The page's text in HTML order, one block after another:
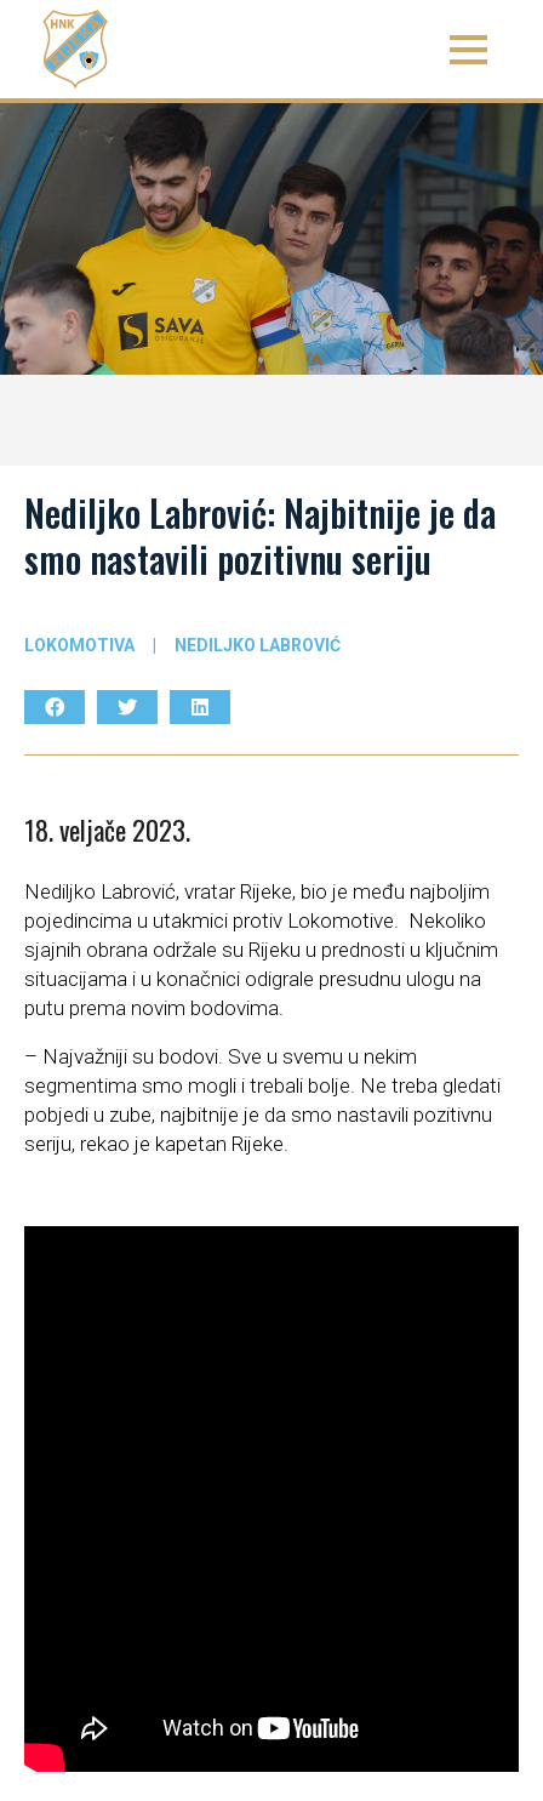
Nediljko Labrović: Najbitnije je da
smo nastavili pozitivnu seriju
LOKOMOTIVA | NEDILJKO LABROVIĆ
18. veljače 2023.
Nediljko Labrović, vratar Rijeke, bio je među najboljim
pojedincima u utakmici protiv Lokomotive. Nekoliko
sjajnih obrana održale su Rijeku u prednosti u ključnim
situacijama i u konačnici odigrale presudnu ulogu na
putu prema novim bodovima.
– Najvažniji su bodovi. Sve u svemu u nekim
segmentima smo mogli i trebali bolje. Ne treba gledati
pobjedi u zube, najbitnije je da smo nastavili pozitivnu
seriju, rekao je kapetan Rijeke.